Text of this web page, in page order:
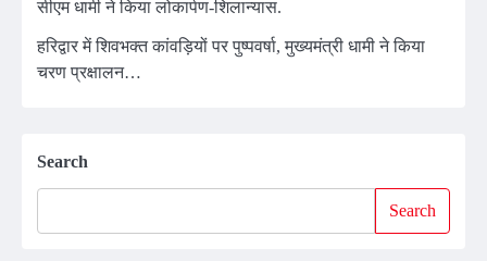
सीएम धामी ने किया लोकार्पण-शिलान्यास.
हरिद्वार में शिवभक्त कांवड़ियों पर पुष्पवर्षा, मुख्यमंत्री धामी ने किया
चरण प्रक्षालन…
Search
Search